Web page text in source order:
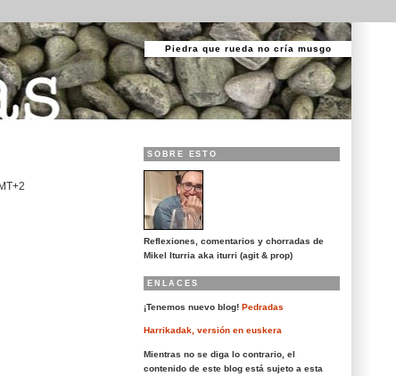
Piedra que rueda no cría musgo
SOBRE ESTO
Reflexiones, comentarios y chorradas de
Mikel Iturria aka iturri (agit & prop)
ENLACES
¡Tenemos nuevo blog! Pedradas
Harrikadak, versión en euskera
Mientras no se diga lo contrario, el
contenido de este blog está sujeto a esta